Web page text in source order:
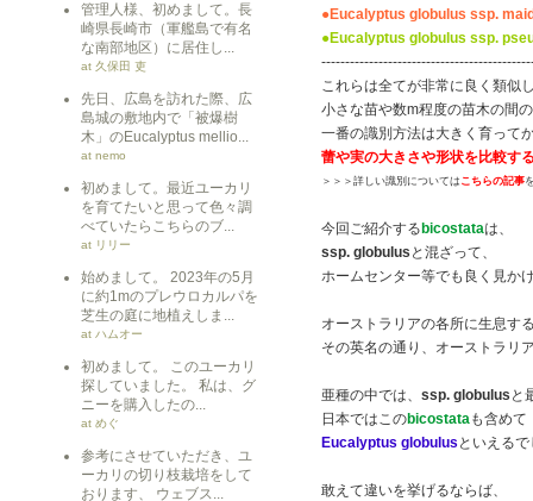
管理人様、初めまして。長
崎県長崎市（軍艦島で有名
な南部地区）に居住し...
at 久保田 吏
先日、広島を訪れた際、広
島城の敷地内で「被爆樹
木」のEucalyptus mellio...
at nemo
初めまして。最近ユーカリ
を育てたいと思って色々調
べていたらこちらのブ...
at リリー
始めまして。 2023年の5月
に約1mのプレウロカルパを
芝生の庭に地植えしま...
at ハムオー
初めまして。 このユーカリ
探していました。 私は、グ
ニーを購入したの...
at めぐ
参考にさせていただき、ユ
ーカリの切り枝栽培をして
おります、 ウェブス...
●Eucalyptus globulus ssp.
●Eucalyptus globulus ssp.
これらは全てが非常に良く類似
小さな苗や数m程度の苗木の間
一番の識別方法は大きく育って
蕾や実の大きさや形状を比較す
＞＞＞詳しい識別については こちらの記事
今回ご紹介する bicostataは、
ssp. globulus と混ざって、
ホームセンター等でも良く見か
オーストラリアの各所に生息す
その英名の通り、オーストラリ
亜種の中では、 ssp. globulus と
日本ではこのbicostataも含めて
Eucalyptus globulus といえる
敢えて違いを挙げるならば、